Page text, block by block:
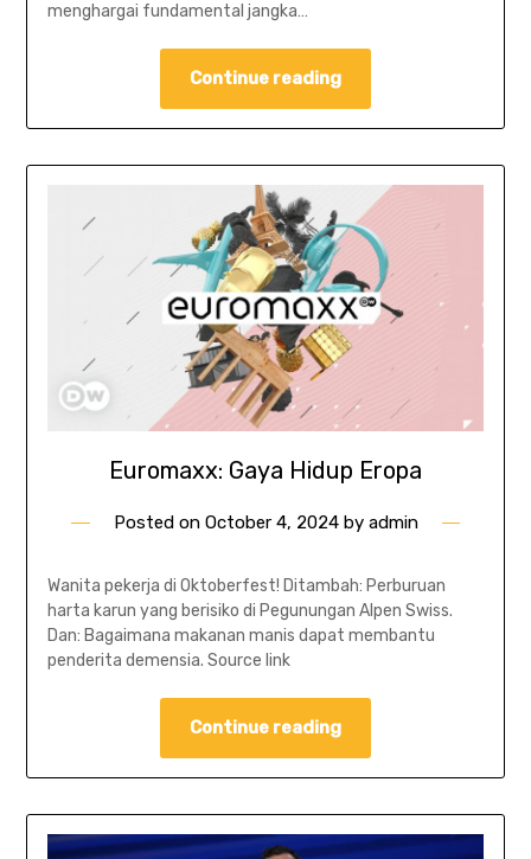
menghargai fundamental jangka…
Continue reading
Euromaxx: Gaya Hidup Eropa
Posted on October 4, 2024by admin
Wanita pekerja di Oktoberfest! Ditambah: Perburuan
harta karun yang berisiko di Pegunungan Alpen Swiss.
Dan: Bagaimana makanan manis dapat membantu
penderita demensia. Source link
Continue reading